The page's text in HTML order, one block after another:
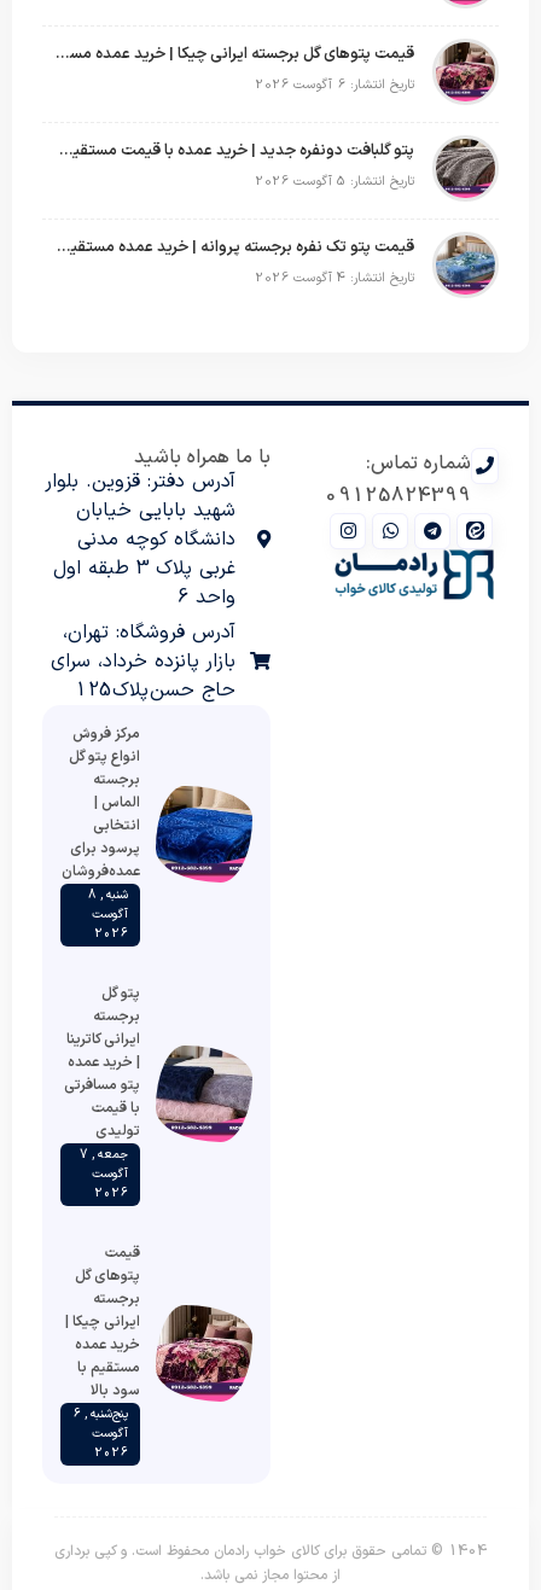
قیمت پتوهای گل برجسته ایرانی چیکا | خرید عمده مستقیم با سود بالا
تاریخ انتشار: 6 آگوست 2026
پتو گلبافت دونفره جدید | خرید عمده با قیمت مستقیم و طرح‌های پرفروش بازار
تاریخ انتشار: 5 آگوست 2026
قیمت پتو تک نفره برجسته پروانه | خرید عمده مستقیم با بهترین قیمت بازار
تاریخ انتشار: 4 آگوست 2026
شماره تماس:
09125824399
با ما همراه باشید
آدرس دفتر: قزوین. بلوار
شهید بابایی خیابان
دانشگاه کوچه مدنی
غربی پلاک 3 طبقه اول
واحد 6
آدرس فروشگاه: تهران،
بازار پانزده خرداد، سرای
حاج حسن پلاک 125
مرکز فروش
انواع پتو گل
برجسته
الماس |
انتخابی
پرسود برای
عمده‌فروشان
شنبه , 8
آگوست
2026
پتو گل
برجسته
ایرانی کاترینا
| خرید عمده
پتو مسافرتی
با قیمت
تولیدی
جمعه , 7
آگوست
2026
قیمت
پتوهای گل
برجسته
ایرانی چیکا |
خرید عمده
مستقیم با
سود بالا
پنج‌شنبه , 6
آگوست
2026
1404 © تمامی حقوق برای کالای خواب رادمان محفوظ است. و کپی برداری
از محتوا مجاز نمی باشد.